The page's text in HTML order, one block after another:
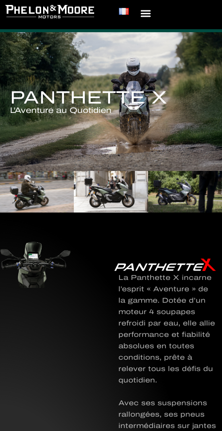
PANTHETTE X
L'Aventure au Quotidien
La Panthette X incarne
l’esprit « Aventure » de
la gamme. Dotée d’un
moteur 4 soupapes
refroidi par eau, elle allie
performance et fiabilité
absolues en toutes
conditions, prête à
relever tous les défis du
quotidien.
Avec ses suspensions
rallongées, ses pneus
intermédiaires sur jantes